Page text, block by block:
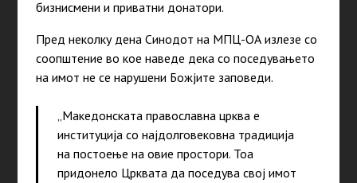
бизнисмени и приватни донатори.
Пред неколку дена Синодот на МПЦ-ОА излезе со
соопштение во кое наведе дека со поседувањето
на имот не се нарушени Божјите заповеди.
„Македонската православна црква е
институција со најдолговековна традиција
на постоење на овие простори. Тоа
придонело Црквата да поседува свој имот